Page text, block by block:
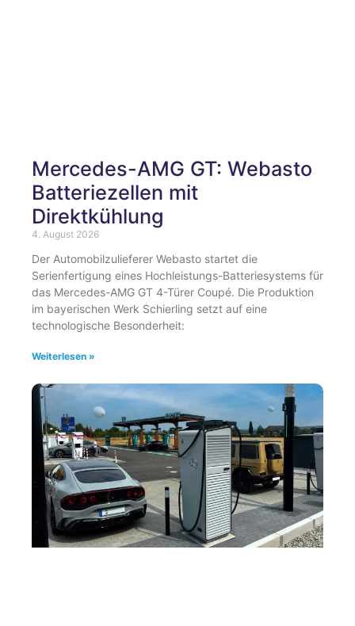
Mercedes-AMG GT: Webasto
Batteriezellen mit
Direktkühlung
4. August 2026
Der Automobilzulieferer Webasto startet die
Serienfertigung eines Hochleistungs-Batteriesystems für
das Mercedes-AMG GT 4-Türer Coupé. Die Produktion
im bayerischen Werk Schierling setzt auf eine
technologische Besonderheit:
Weiterlesen »